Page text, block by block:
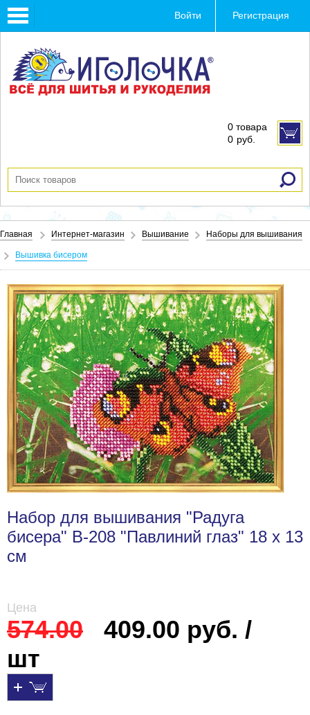
Toggle
navigation
Войти Регистрация
0 товара
0 руб.
Главная Интернет-магазин Вышивание Наборы для вышивания
Вышивка бисером
Набор для вышивания "Радуга
бисера" В-208 "Павлиний глаз" 18 х 13
см
Цена
574.00
409.00 руб. /
шт